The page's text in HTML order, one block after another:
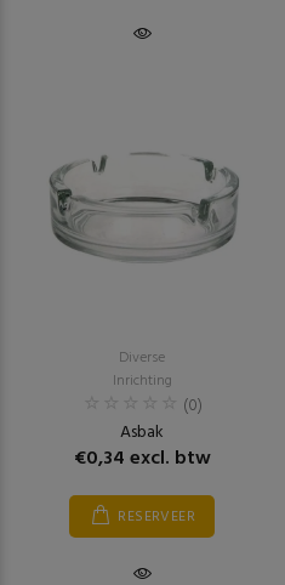
Diverse
Inrichting
(0)
Asbak
€0,34 excl. btw
RESERVEER